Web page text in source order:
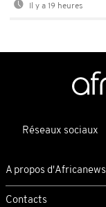
Il y a 19 heures
Réseaux sociaux
A propos d'Africanews
Contacts